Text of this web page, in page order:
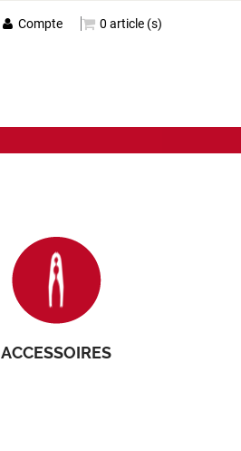
0 article (s)
Compte
ACCESSOIRES